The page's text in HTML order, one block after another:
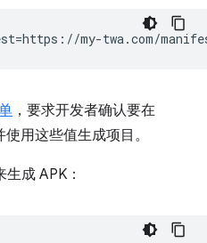
=
，要求开发者确认要在
用这些值生成项目。
成 APK：